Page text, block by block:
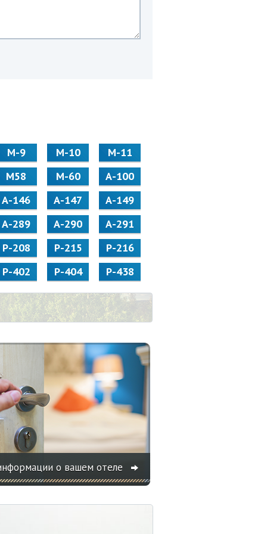
М-9 М-10
М-11
М58 M-60
А-100
А-146 А-147
А-149
А-289 А-290
А-291
Р-208 Р-215
Р-216
Р-402 Р-404 Р-438
о вашем отеле